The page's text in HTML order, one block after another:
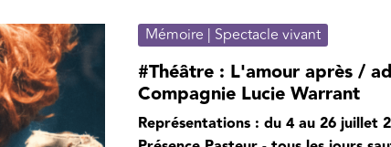
Mémoire | Spectacle vivant
#Théâtre : L'amour après /
Compagnie Lucie Warrant
Représentations : du 4 au 26 juillet